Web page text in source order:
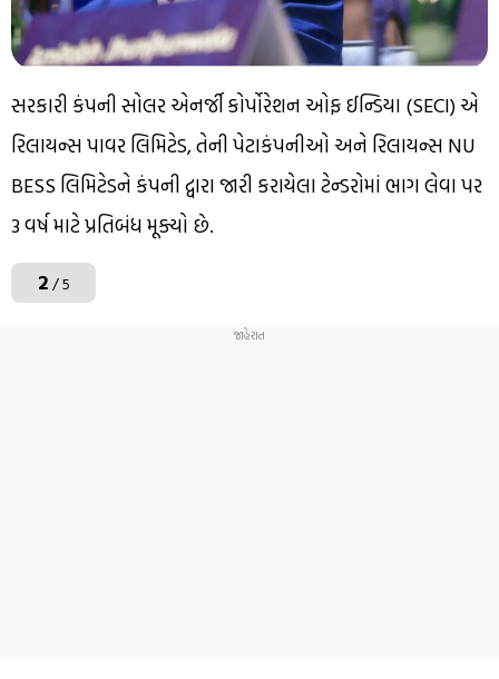
સરકારી કંપની સોલર એનર્જી કોર્પોરેશન ઓફ ઈન્ડિયા (SECI) એ
રિલાયન્સ પાવર લિમિટેડ, તેની પેટાકંપનીઓ અને રિલાયન્સ NU
BESS લિમિટેડને કંપની દ્વારા જારી કરાયેલા ટેન્ડરોમાં ભાગ લેવા પર
3 વર્ષ માટે પ્રતિબંધ મૂક્યો છે.
2/ 5